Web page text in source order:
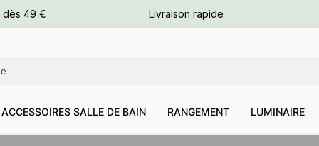
dès 49 € Livraison rapide
ACCESSOIRES SALLE DE BAIN RANGEMENT LUMINAIRE